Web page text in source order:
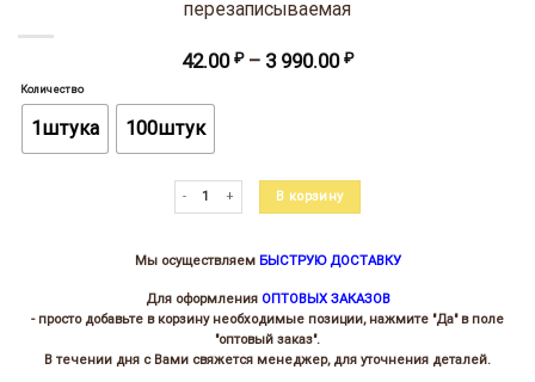
перезаписываемая
42.00 ₽ – 3 990.00 ₽Диапазон
Количество
1штука 100штук
Количество товара RFID Proxy карта тонкая H2 125КГц
В корзину
Мы осуществляем БЫСТРУЮ ДОСТАВКУ
Для оформления ОПТОВЫХ ЗАКАЗОВ
- просто добавьте в корзину необходимые позиции, нажмите "Да" в поле
"оптовый заказ".
В течении дня с Вами свяжется менеджер, для уточнения деталей.